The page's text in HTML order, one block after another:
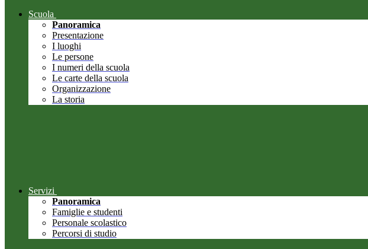
Scuola
Panoramica
Presentazione
I luoghi
Le persone
I numeri della scuola
Le carte della scuola
Organizzazione
La storia
Servizi
Panoramica
Famiglie e studenti
Personale scolastico
Percorsi di studio